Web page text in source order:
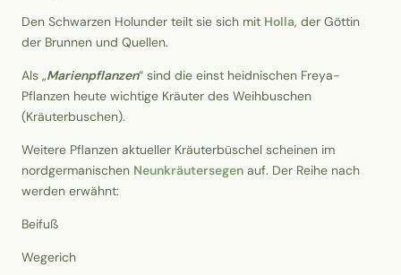
Den Schwarzen Holunder teilt sie sich mit Holla, der Göttin
der Brunnen und Quellen.
Als „Marienpflanzen“ sind die einst heidnischen Freya-
Pflanzen heute wichtige Kräuter des Weihbuschen
(Kräuterbuschen).
Weitere Pflanzen aktueller Kräuterbüschel scheinen im
nordgermanischen Neunkräutersegen auf. Der Reihe nach
werden erwähnt:
Beifuß
Wegerich